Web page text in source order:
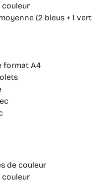
couleur
(2 bleus + 1 vert
format A4
de couleur
couleur